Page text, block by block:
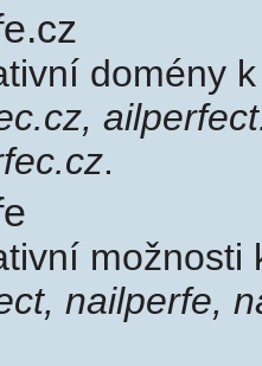
domény
.
nailperfe,